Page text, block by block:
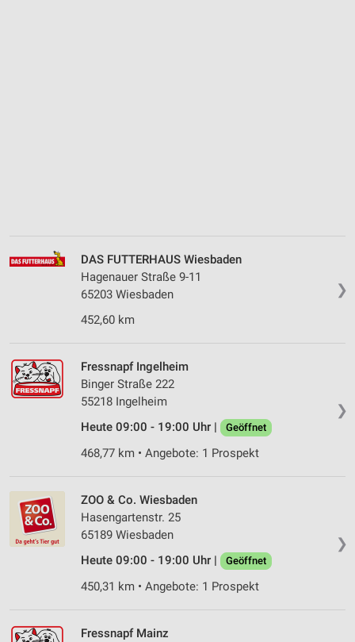
❯
DAS FUTTERHAUS Wiesbaden
Hagenauer Straße 9-11
65203 Wiesbaden
452,60 km
❯
Fressnapf Ingelheim
Binger Straße 222
55218 Ingelheim
Heute 09:00 - 19:00 Uhr |
Geöffnet
468,77 km • Angebote: 1 Prospekt
❯
ZOO & Co. Wiesbaden
Hasengartenstr. 25
65189 Wiesbaden
Heute 09:00 - 19:00 Uhr |
Geöffnet
450,31 km • Angebote: 1 Prospekt
Fressnapf Mainz